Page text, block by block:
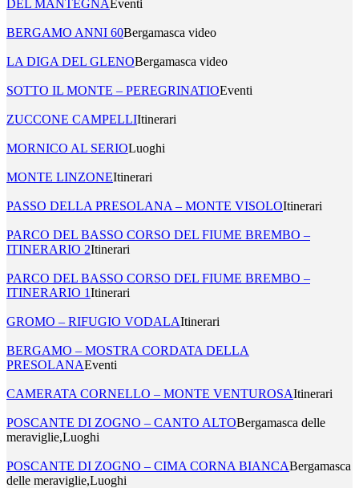
DEL MANTEGNA Eventi
BERGAMO ANNI 60Bergamasca video
LA DIGA DEL GLENOBergamasca video
SOTTO IL MONTE – PEREGRINATIOEventi
ZUCCONE CAMPELLIItinerari
MORNICO AL SERIOLuoghi
MONTE LINZONEItinerari
PASSO DELLA PRESOLANA – MONTE VISOLOItinerari
PARCO DEL BASSO CORSO DEL FIUME BREMBO –
ITINERARIO 2Itinerari
PARCO DEL BASSO CORSO DEL FIUME BREMBO –
ITINERARIO 1Itinerari
GROMO – RIFUGIO VODALAItinerari
BERGAMO – MOSTRA CORDATA DELLA
PRESOLANAEventi
CAMERATA CORNELLO – MONTE VENTUROSAItinerari
POSCANTE DI ZOGNO – CANTO ALTOBergamasca delle
meraviglie,Luoghi
POSCANTE DI ZOGNO – CIMA CORNA BIANCABergamasca
delle meraviglie,Luoghi